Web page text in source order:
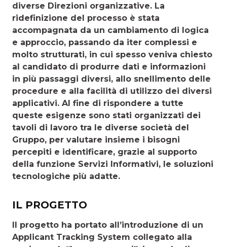
diverse Direzioni organizzative. La
ridefinizione del processo è stata
accompagnata da un cambiamento di logica
e approccio, passando da iter complessi e
molto strutturati, in cui spesso veniva chiesto
al candidato di produrre dati e informazioni
in più passaggi diversi, allo snellimento delle
procedure e alla facilità di utilizzo dei diversi
applicativi. Al fine di rispondere a tutte
queste esigenze sono stati orga­nizzati dei
tavoli di lavoro tra le diverse società del
Gruppo, per valutare insieme i bisogni
percepiti e identificare, grazie al supporto
della funzione Servizi Informativi, le soluzioni
tecnologiche più adatte.
IL PROGETTO
Il progetto ha portato all’introduzione di un
Applicant Tra­cking System collegato alla